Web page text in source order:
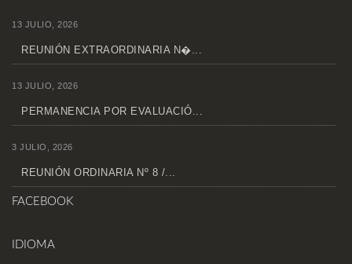
13 JULIO, 2026
REUNIÓN EXTRAORDINARIA N�...
13 JULIO, 2026
PERMANENCIA POR EVALUACIÓ...
3 JULIO, 2026
REUNIÓN ORDINARIA Nº 8 /...
FACEBOOK
IDIOMA